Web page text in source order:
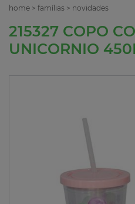
home > famílias > novidades
215327 COPO
UNICORNIO